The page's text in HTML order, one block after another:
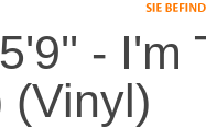
- I'm
(Vinyl)